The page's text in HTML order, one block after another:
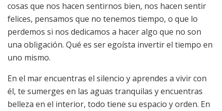
cosas que nos hacen sentirnos bien, nos hacen sentir
felices, pensamos que no tenemos tiempo, o que lo
perdemos si nos dedicamos a hacer algo que no son
una obligación. Qué es ser egoísta invertir el tiempo en
uno mismo.
En el mar encuentras el silencio y aprendes a vivir con
él, te sumerges en las aguas tranquilas y encuentras
belleza en el interior, todo tiene su espacio y orden. En